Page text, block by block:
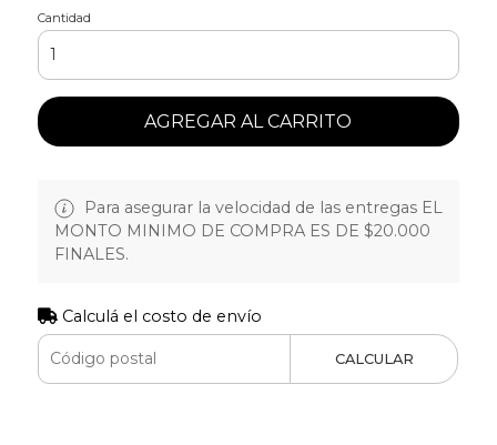
Cantidad
AGREGAR AL CARRITO
Para asegurar la velocidad de las entregas EL
MONTO MINIMO DE COMPRA ES DE $20.000
FINALES.
Calculá el costo de envío
CALCULAR